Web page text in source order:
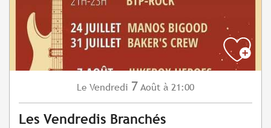
Le Vendredi 7 Août à 21:00
Les Vendredis Branchés